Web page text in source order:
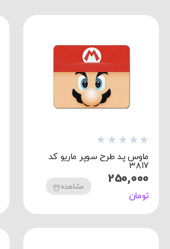
★
★
★
★
★
ماوس پد طرح سوپر ماریو کد
3817
250,000
تومان
مشاهده